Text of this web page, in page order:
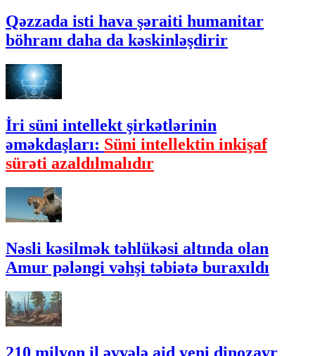
Qəzzada isti hava şəraiti humanitar
böhranı daha da kəskinləşdirir
İri süni intellekt şirkətlərinin
əməkdaşları: Süni intellektin inkişaf
sürəti azaldılmalıdır
Nəsli kəsilmək təhlükəsi altında olan
Amur pələngi vəhşi təbiətə buraxıldı
210 milyon il əvvələ aid yeni dinozavr